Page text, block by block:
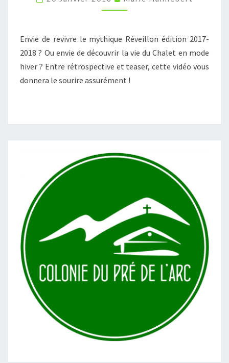
2018
Envie de revivre le mythique Réveillon édition 2017-
2018 ? Ou envie de découvrir la vie du Chalet en mode
hiver ? Entre rétrospective et teaser, cette vidéo vous
donnera le sourire assurément !